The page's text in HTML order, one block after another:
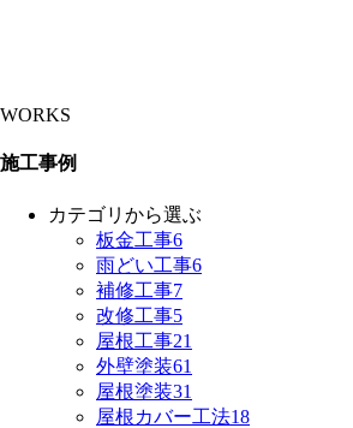
WORKS
施工事例
カテゴリから選ぶ
板金工事6
雨どい工事6
補修工事7
改修工事5
屋根工事21
外壁塗装61
屋根塗装31
屋根カバー工法18